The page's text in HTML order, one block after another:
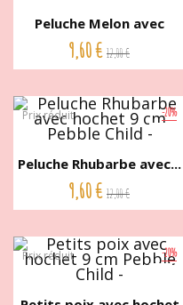
Peluche Melon avec
Hochet 8...
9,60 € 12,00 €
-20%
Prix réduit
Peluche Rhubarbe avec...
9,60 € 12,00 €
-20%
Prix réduit